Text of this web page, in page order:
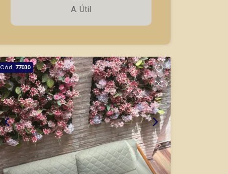
femininos, masculinos e adaptados,
recepção, estacionamento para
amplos a sofisticados, piso superior há
uma ampla sala de espera,
brinquedoteca, além de ser em uma
excelente localização, em avenida de
grande fluxo e um dos prédios
comerciais mais procurados da Região
Sul. Também temos imóveis no Nova
Aliança, Nova Aliança Sul, Jardim
Botânico, imóveis comerciais, casas e
apartamentos próximos a mercados,
farmácias, escolas, além de pontos
A. Útil
Cód. 77030